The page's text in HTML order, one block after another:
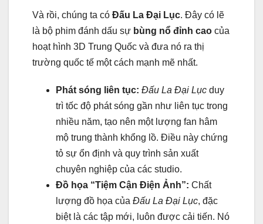
Và rồi, chúng ta có Đấu La Đại Lục. Đây có lẽ
là bộ phim đánh dấu sự bùng nổ đỉnh cao của
hoạt hình 3D Trung Quốc và đưa nó ra thị
trường quốc tế một cách mạnh mẽ nhất.
Phát sóng liên tục: Đấu La Đại Lục duy
trì tốc độ phát sóng gần như liên tục trong
nhiều năm, tạo nên một lượng fan hâm
mộ trung thành khổng lồ. Điều này chứng
tỏ sự ổn định và quy trình sản xuất
chuyên nghiệp của các studio.
Đồ họa “Tiệm Cận Điện Ảnh”: Chất
lượng đồ họa của Đấu La Đại Lục, đặc
biệt là các tập mới, luôn được cải tiến. Nó